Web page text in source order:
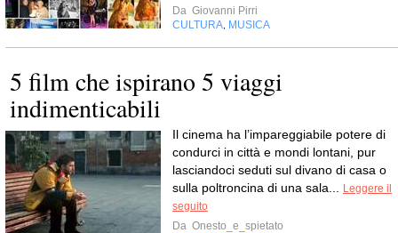
Da Giovanni Pirri
CULTURA MUSICA
5 film che ispirano 5 viaggi
indimenticabili
Il cinema ha l’impareggiabile potere di
condurci in città e mondi lontani, pur
lasciandoci seduti sul divano di casa o
sulla poltroncina di una sala...
Leggere il
seguito
Da Onesto_e_spietato